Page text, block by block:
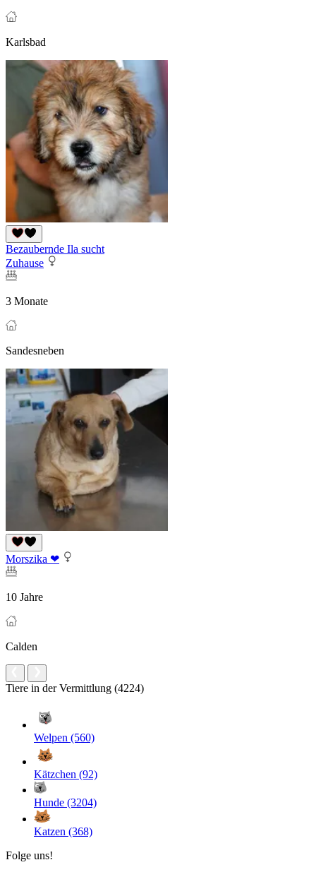
Karlsbad
Bezaubernde Ila sucht
Zuhause
3 Monate
Sandesneben
Morszika ❤
10 Jahre
Calden
Tiere in der Vermittlung (4224)
Welpen (560)
Kätzchen (92)
Hunde (3204)
Katzen (368)
Folge uns!